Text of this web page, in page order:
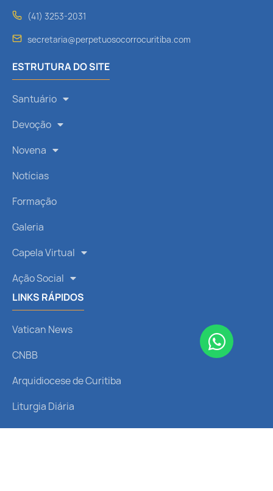
(41) 3253-2031
secretaria@perpetuosocorrocuritiba.com
ESTRUTURA DO SITE
Santuário
Devoção
Novena
Notícias
Formação
Galeria
Capela Virtual
Ação Social
LINKS RÁPIDOS
Vatican News
CNBB
Arquidiocese de Curitiba
Liturgia Diária
Santo do Dia